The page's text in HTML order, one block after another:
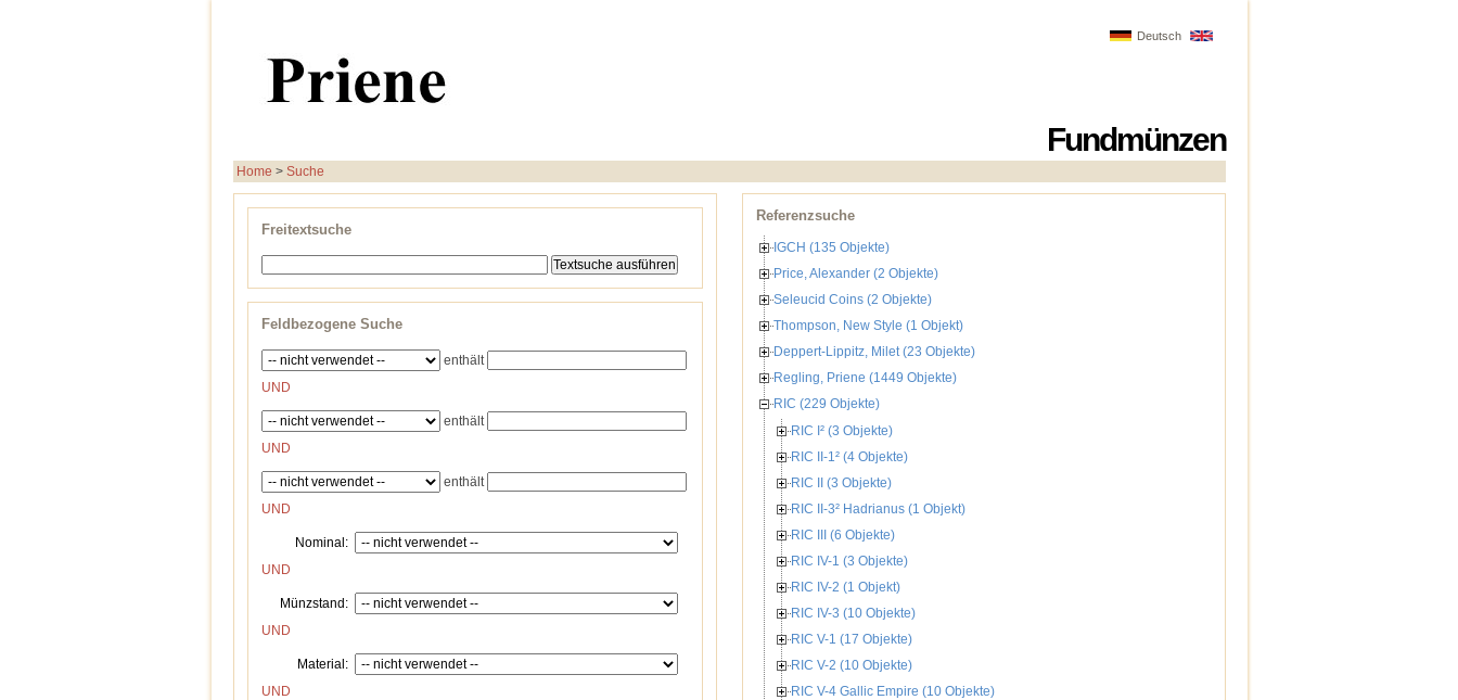
Fundmünzen
Deutsch
Home > Suche
Freitextsuche
Feldbezogene Suche
enthält
UND
enthält
UND
enthält
UND
Nominal:
UND
Münzstand:
UND
Material:
UND
Referenzsuche
IGCH (135 Objekte)
Price, Alexander (2 Objekte)
Seleucid Coins (2 Objekte)
Thompson, New Style (1 Objekt)
Deppert-Lippitz, Milet (23 Objekte)
Regling, Priene (1449 Objekte)
RIC (229 Objekte)
RIC I² (3 Objekte)
RIC II-1² (4 Objekte)
RIC II (3 Objekte)
RIC II-3² Hadrianus (1 Objekt)
RIC III (6 Objekte)
RIC IV-1 (3 Objekte)
RIC IV-2 (1 Objekt)
RIC IV-3 (10 Objekte)
RIC V-1 (17 Objekte)
RIC V-2 (10 Objekte)
RIC V-4 Gallic Empire (10 Objekte)